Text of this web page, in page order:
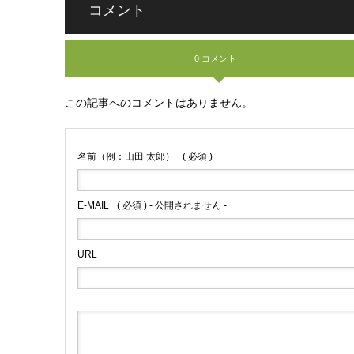
コメント
0 コメント
この記事へのコメントはありません。
名前（例：山田 太郎） ( 必須 )
E-MAIL ( 必須 ) - 公開されません -
URL